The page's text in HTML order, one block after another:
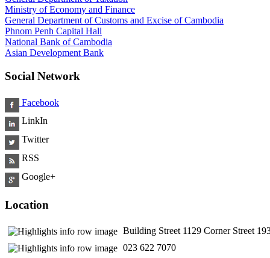
Ministry of Economy and Finance
General Department of Customs and Excise of Cambodia
Phnom Penh Capital Hall
National Bank of Cambodia
Asian Development Bank
Social Network
Facebook
LinkIn
Twitter
RSS
Google+
Location
Building Street 1129 Corner Street
​ 023 622 7070